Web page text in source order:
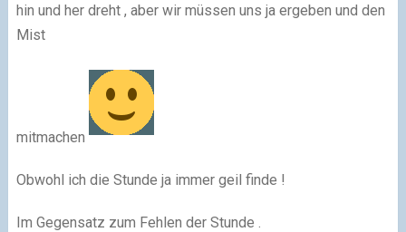
hin und her dreht , aber wir müssen uns ja ergeben und den
Mist
mitmachen
Obwohl ich die Stunde ja immer geil finde !
Im Gegensatz zum Fehlen der Stunde .